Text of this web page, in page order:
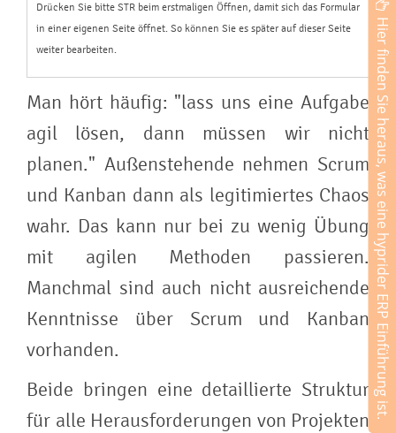
Drücken Sie bitte STR beim erstmaligen Öffnen, damit sich das Formular
in einer eigenen Seite öffnet. So können Sie es später auf dieser Seite
weiter bearbeiten.
Man hört häufig: "lass uns eine Aufgabe
agil lösen, dann müssen wir nicht
planen." Außenstehende nehmen Scrum
und Kanban dann als legitimiertes Chaos
wahr. Das kann nur bei zu wenig Übung
mit agilen Methoden passieren.
Manchmal sind auch nicht ausreichende
Kenntnisse über Scrum und Kanban
vorhanden.
Beide bringen eine detaillierte Struktur
für alle Herausforderungen von Projekten
Hier finden Sie heraus, was eine hyprider ERP Einführung ist.